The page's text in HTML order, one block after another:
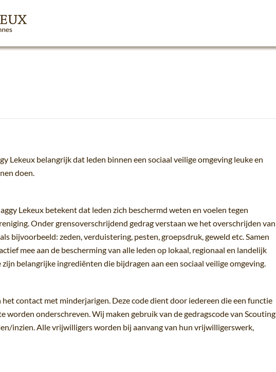
Lekeux belangrijk dat leden binnen een sociaal veilige omgeving leuke en
doen.
Lekeux betekent dat leden zich beschermd weten en voelen tegen
Onder grensoverschrijdend gedrag verstaan we het overschrijden van
bijvoorbeeld: zeden, verduistering, pesten, groepsdruk, geweld etc. Samen
mee aan de bescherming van alle leden op lokaal, regionaal en landelijk
belangrijke ingrediënten die bijdragen aan een sociaal veilige omgeving.
het contact met minderjarigen. Deze code dient door iedereen die een functie
worden onderschreven. Wij maken gebruik van de gedragscode van Scouting
inzien. Alle vrijwilligers worden bij aanvang van hun vrijwilligerswerk,